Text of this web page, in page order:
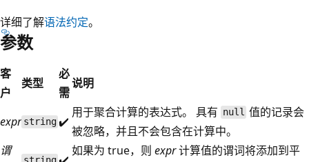
详细了解语法约定。
参数
客
户
类型
必
需
说明
expr string ✔️
用于聚合计算的表达式。 具有 null 值的记录会
被忽略，并且不会包含在计算中。
谓
如果为 true，则 expr计算值的谓词将添加到平